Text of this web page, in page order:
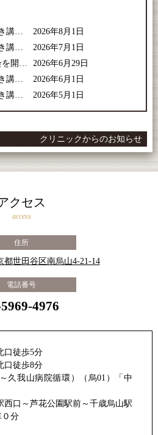
号】
2026年8月1日
号】
2026年7月1日
した
2026年6月29日
号】
2026年6月1日
号】
2026年5月1日
クリニックからのお知らせ
クセス
access
住所
都世田谷区南烏山4-21-14
電話番号
4976
口徒歩5分
口徒歩8分
久我山病院循環）（烏01）「中
西口～芦花公園駅前～千歳烏山駅
０分